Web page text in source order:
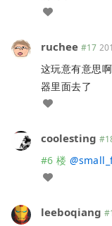
ruchee #17
这玩意有意思
器里面去了
coolesting
#6 楼 @
leeboqiang